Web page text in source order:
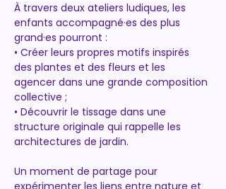
À travers deux ateliers ludiques, les
enfants accompagné·es des plus
grand·es pourront :
• Créer leurs propres motifs inspirés
des plantes et des fleurs et les
agencer dans une grande composition
collective ;
• Découvrir le tissage dans une
structure originale qui rappelle les
architectures de jardin.
Un moment de partage pour
expérimenter les liens entre nature et